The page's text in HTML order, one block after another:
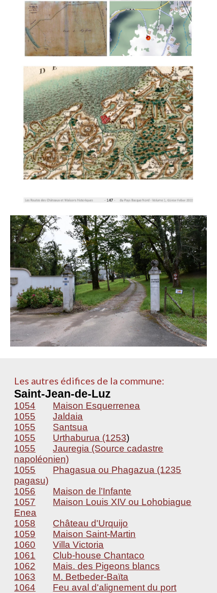
Les autres édifices de la commune:
Saint-Jean-de-Luz
1054
Maison Esquerrenea
1055
Jaldaia
1055
Santsua
1055
Urthaburua (1253)
1055
Jauregia (Source cadastre
napoléonien)
1055
Phagasua ou Phagazua (1235
pagasu)
1056
Maison de l’Infante
1057
Maison Louis XIV ou Lohobiague
Enea
1058
Château d'Urquijo
1059
Maison Saint-Martin
1060
Villa Victoria
1061
Club-house Chantaco
1062
Mais. des Pigeons blancs
1063
M. Betbeder-Baïta
1064
Feu aval d'alignement du port